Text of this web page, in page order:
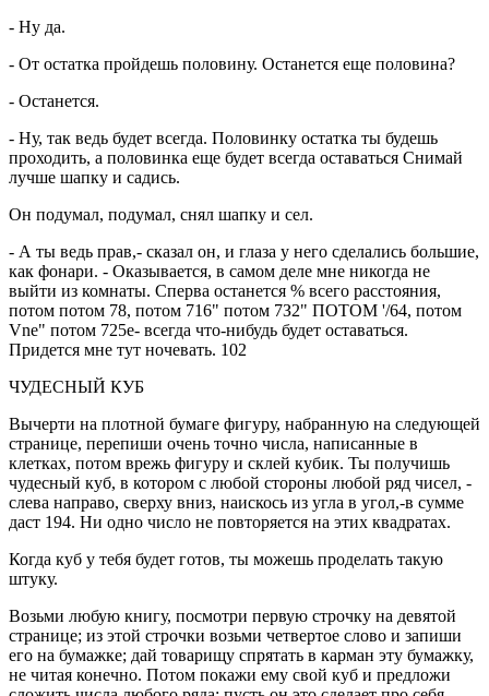
- Ну да.
- От остатка пройдешь половину. Останется еще половина?
- Останется.
- Ну, так ведь будет всегда. Половинку остатка ты будешь
проходить, а половинка еще будет всегда оставаться Снимай
лучше шапку и садись.
Он подумал, подумал, снял шапку и сел.
- А ты ведь прав,- сказал он, и глаза у него сделались большие,
как фонари. - Оказывается, в самом деле мне никогда не
выйти из комнаты. Сперва останется % всего расстояния,
потом потом 78, потом 716" потом 7З2" ПОТОМ '/64, потом
Vne" потом 725е- всегда что-нибудь будет оставаться.
Придется мне тут ночевать. 102
ЧУДЕСНЫЙ КУБ
Вычерти на плотной бумаге фигуру, набранную на следующей
странице, перепиши очень точно числа, написанные в
клетках, потом врежь фигуру и склей кубик. Ты получишь
чудесный куб, в котором с любой стороны любой ряд чисел, -
слева направо, сверху вниз, наискось из угла в угол,-в сумме
даст 194. Ни одно число не повторяется на этих квадратах.
Когда куб у тебя будет готов, ты можешь проделать такую
штуку.
Возьми любую книгу, посмотри первую строчку на девятой
странице; из этой строчки возьми четвертое слово и запиши
его на бумажке; дай товарищу спрятать в карман эту бумажку,
не читая конечно. Потом покажи ему свой куб и предложи